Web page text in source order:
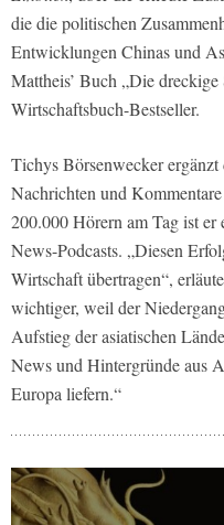
die die politischen
Entwicklungen Chinas und
Mattheis’ Buch „Die dreckige
Wirtschaftsbuch-Bestseller.
Tichys Börsenwecker
Nachrichten und
200.000 Hörern am Tag ist er
News-Podcasts. „Diesen
Wirtschaft übertragen“,
wichtiger, weil der
Aufstieg der asiatischen
News und Hintergründe aus
Europa liefern.“